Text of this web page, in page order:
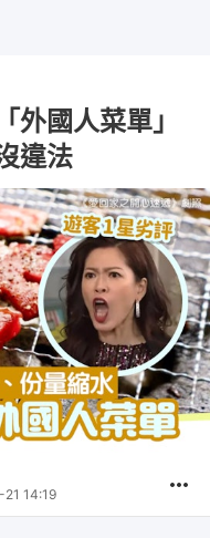
外國人菜單」
違法
14:19